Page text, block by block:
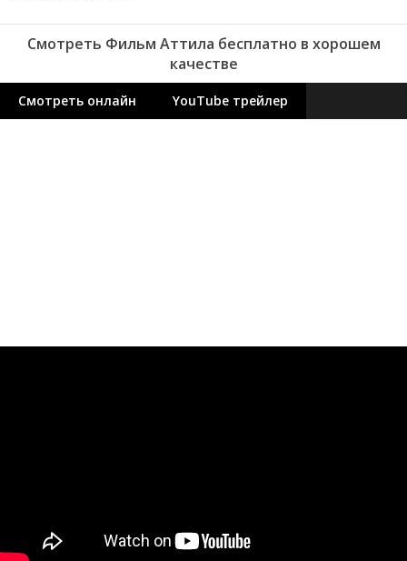
Смотреть Фильм Аттила бесплатно в хорошем
качестве
Смотреть онлайн YouTube трейлер